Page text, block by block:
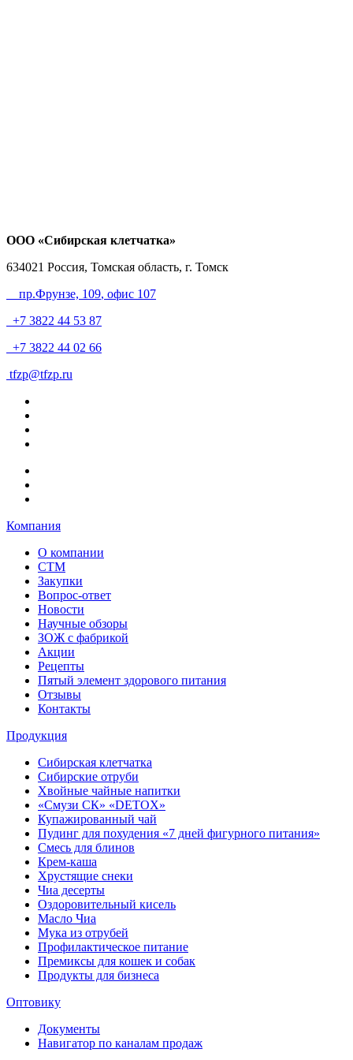
ООО «Сибирская клетчатка»
634021 Россия, Томская область, г. Томск
пр.Фрунзе, 109, офис 107
+7 3822 44 53 87
+7 3822 44 02 66
tfzp@tfzp.ru
Компания
О компании
СТМ
Закупки
Вопрос-ответ
Новости
Научные обзоры
ЗОЖ с фабрикой
Акции
Рецепты
Пятый элемент здорового питания
Отзывы
Контакты
Продукция
Сибирская клетчатка
Сибирские отруби
Хвойные чайные напитки
«Смузи СК» «DETOX»
Купажированный чай
Пудинг для похудения «7 дней фигурного питания»
Смесь для блинов
Крем-каша
Хрустящие снеки
Чиа десерты
Оздоровительный кисель
Масло Чиа
Мука из отрубей
Профилактическое питание
Премиксы для кошек и собак
Продукты для бизнеса
Оптовику
Документы
Навигатор по каналам продаж